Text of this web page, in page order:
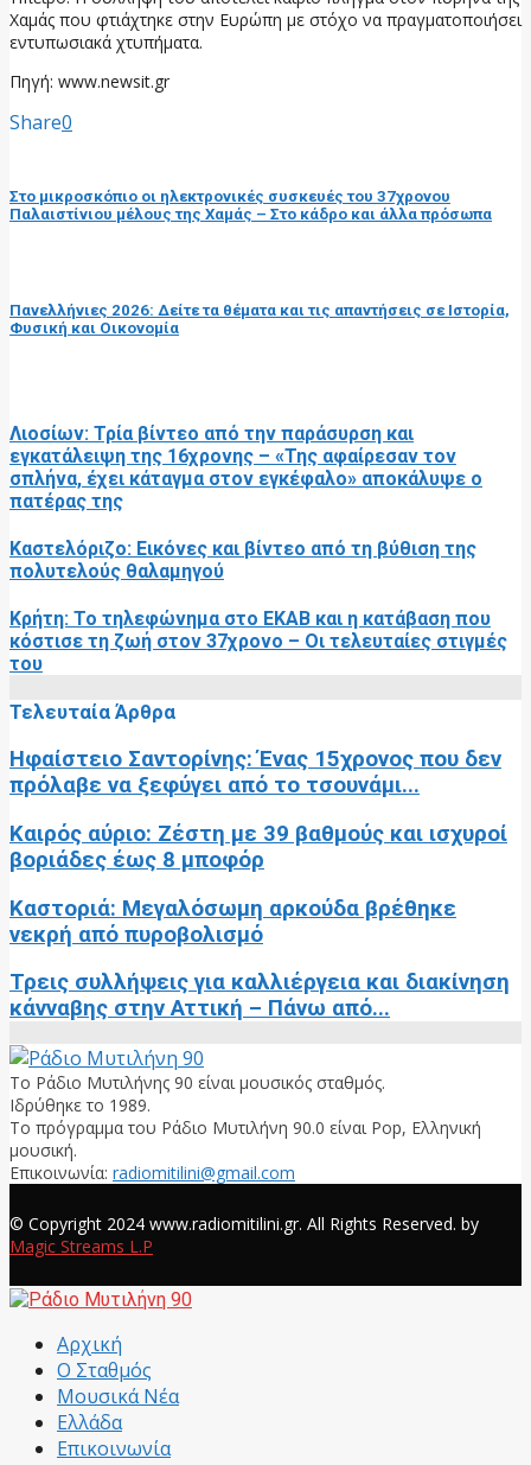
Χαμάς που φτιάχτηκε στην Ευρώπη με στόχο να πραγματοποιήσει
εντυπωσιακά χτυπήματα.
Πηγή: www.newsit.gr
Share0
Στο μικροσκόπιο οι ηλεκτρονικές συσκευές του 37χρονου
Παλαιστίνιου μέλους της Χαμάς – Στο κάδρο και άλλα πρόσωπα
Πανελλήνιες 2026: Δείτε τα θέματα και τις απαντήσεις σε Ιστορία,
Φυσική και Οικονομία
Λιοσίων: Τρία βίντεο από την παράσυρση και
εγκατάλειψη της 16χρονης – «Της αφαίρεσαν τον
σπλήνα, έχει κάταγμα στον εγκέφαλο» αποκάλυψε ο
πατέρας της
Καστελόριζο: Εικόνες και βίντεο από τη βύθιση της
πολυτελούς θαλαμηγού
Κρήτη: Το τηλεφώνημα στο ΕΚΑΒ και η κατάβαση που
κόστισε τη ζωή στον 37χρονο – Οι τελευταίες στιγμές
του
Τελευταία Άρθρα
Ηφαίστειο Σαντορίνης: Ένας 15χρονος που δεν
πρόλαβε να ξεφύγει από το τσουνάμι...
Καιρός αύριο: Ζέστη με 39 βαθμούς και ισχυροί
βοριάδες έως 8 μποφόρ
Καστοριά: Μεγαλόσωμη αρκούδα βρέθηκε
νεκρή από πυροβολισμό
Τρεις συλλήψεις για καλλιέργεια και διακίνηση
κάνναβης στην Αττική – Πάνω από...
Το Ράδιο Μυτιλήνης 90 είναι μουσικός σταθμός.
Ιδρύθηκε το 1989.
Το πρόγραμμα του Ράδιο Μυτιλήνη 90.0 είναι Pop, Ελληνική
μουσική.
Επικοινωνία: radiomitilini@gmail.com
© Copyright 2024 www.radiomitilini.gr. All Rights Reserved. by
Magic Streams L.P
Αρχική
Ο Σταθμός
Μουσικά Νέα
Ελλάδα
Επικοινωνία